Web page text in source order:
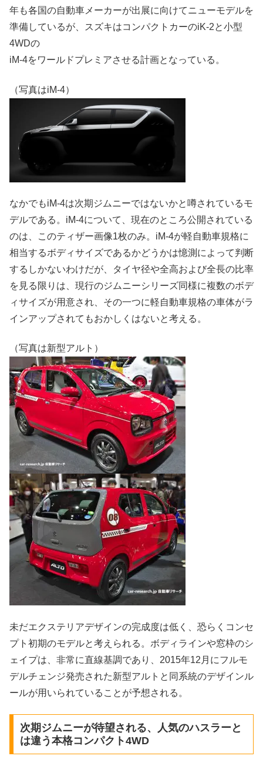
年も各国の自動車メーカーが出展に向けてニューモデルを
準備しているが、スズキはコンパクトカーのiK-2と小型
4WDの
iM-4をワールドプレミアさせる計画となっている。
（写真はiM-4）
なかでもiM-4は次期ジムニーではないかと噂されているモ
デルである。iM-4について、現在のところ公開されている
のは、このティザー画像1枚のみ。iM-4が軽自動車規格に
相当するボディサイズであるかどうかは憶測によって判断
するしかないわけだが、タイヤ径や全高および全長の比率
を見る限りは、現行のジムニーシリーズ同様に複数のボデ
ィサイズが用意され、その一つに軽自動車規格の車体がラ
インアップされてもおかしくはないと考える。
（写真は新型アルト）
未だエクステリアデザインの完成度は低く、恐らくコンセ
プト初期のモデルと考えられる。ボディラインや窓枠のシ
ェイプは、非常に直線基調であり、2015年12月にフルモ
デルチェンジ発売された新型アルトと同系統のデザインル
ールが用いられていることが予想される。
次期ジムニーが待望される、人気のハスラーと
は違う本格コンパクト4WD